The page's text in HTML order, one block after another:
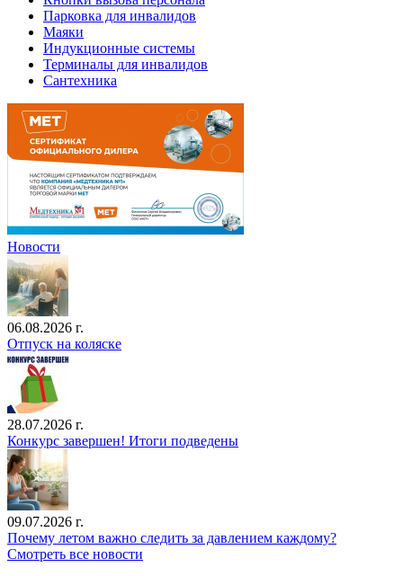
Парковка для инвалидов
Маяки
Индукционные системы
Терминалы для инвалидов
Сантехника
Новости
06.08.2026 г.
Отпуск на коляске
28.07.2026 г.
Конкурс завершен! Итоги подведены
09.07.2026 г.
Почему летом важно следить за давлением каждому?
Смотреть все новости